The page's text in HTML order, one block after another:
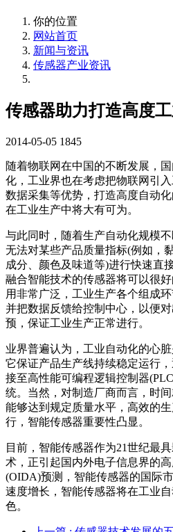
你的位置
网站首页
新闻与资讯
传感器产业资讯
传感器助力打造高度
2014-05-05 1845
随着物联网在中国的不断发展，
化，工业界也在考虑把物联网引
数据采集等优势，打造高度自动化
在工业生产中将大有可为。
与此同时，随着生产自动化规模
无法对某些产品质量指标(例如，
成分、颜色及味道等)进行快速直
融合智能技术的传感器将可以很
用非常广泛，工业生产各个组成
并把数据反馈给控制中心，以便
预，保证工业生产正常进行。
业界普遍认为，工业自动化的心
它保证产品生产线持续稳定运行
接至高性能可编程逻辑控制器
统。当然，对制造厂商而言，时
能够达到规定质量水平，高效的
行，智能传感器重要性凸显。
目前，智能传感器作为21世纪最
术，正引起国内外电子信息界的
(OIDA)预测，智能传感器的国际
速度增长，智能传感器将在工业
色。